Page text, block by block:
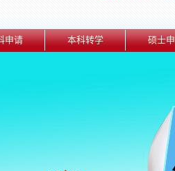
申请 本科转学 硕士